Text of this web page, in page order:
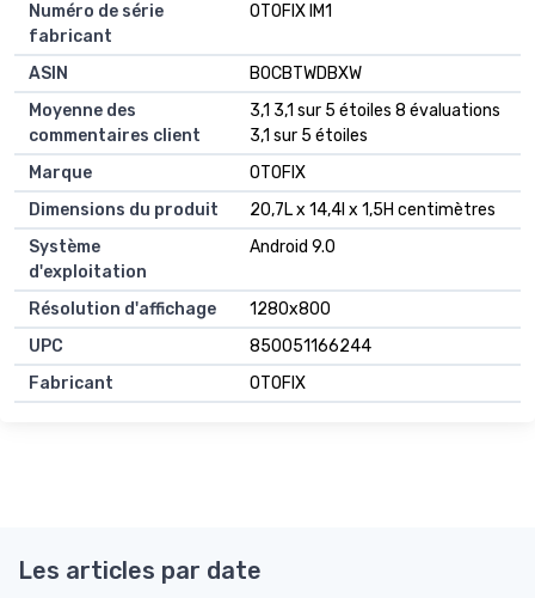
Numéro de série
fabricant
‎OTOFIX IM1
ASIN
B0CBTWDBXW
Moyenne des
commentaires client
3,1 3,1 sur 5 étoiles 8 évaluations
3,1 sur 5 étoiles
Marque
OTOFIX
Dimensions du produit
20,7L x 14,4l x 1,5H centimètres
Système
d'exploitation
Android 9.0
Résolution d'affichage
1280x800
UPC
850051166244
Fabricant
OTOFIX
Les articles par date